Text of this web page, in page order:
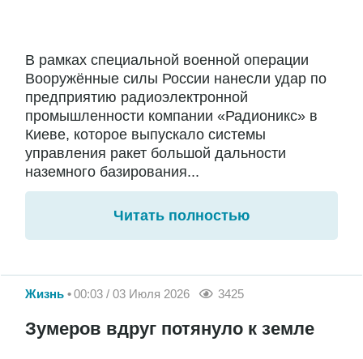
В рамках специальной военной операции
Вооружённые силы России нанесли удар по
предприятию радиоэлектронной
промышленности компании «Радионикс» в
Киеве, которое выпускало системы
управления ракет большой дальности
наземного базирования...
Читать полностью
Жизнь 00:03 / 03 Июля 2026 3425
Зумеров вдруг потянуло к земле